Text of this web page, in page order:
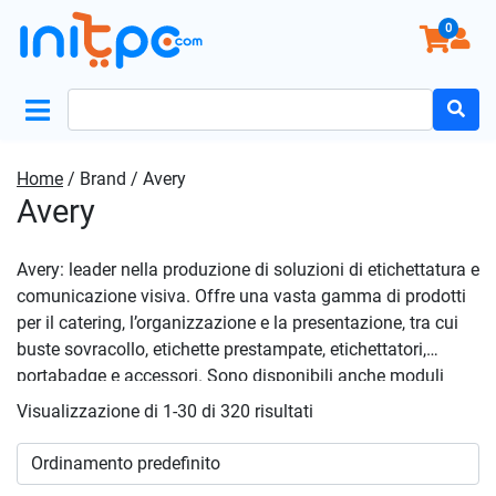
0
Home / Brand / Avery
Avery
Avery: leader nella produzione di soluzioni di etichettatura e
comunicazione visiva. Offre una vasta gamma di prodotti
per il catering, l’organizzazione e la presentazione, tra cui
buste sovracollo, etichette prestampate, etichettatori,
portabadge e accessori. Sono disponibili anche moduli
continui a 1 copia, dorsi per registratori e soluzioni per la
speciale per laser e cucitrici e perforatori. Inoltre, Avery
propone portanomi, carta per usi professionali, cartelline
Visualizzazione di 1-30 di 320 risultati